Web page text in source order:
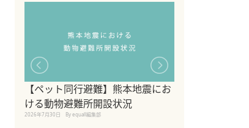
【ペット同行避難】熊本地震にお
ける動物避難所開設状況
2026年7月30日 By equall編集部